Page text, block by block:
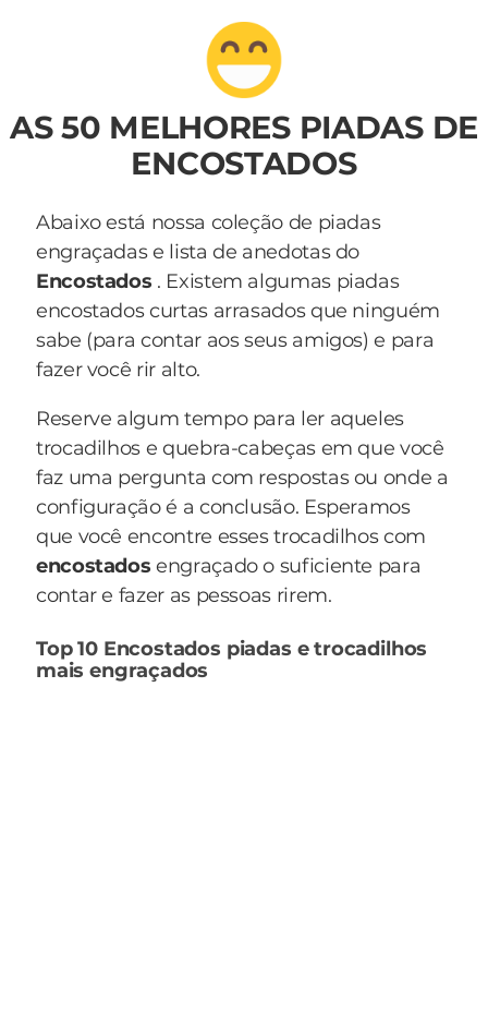
AS 50 MELHORES PIADAS DE
ENCOSTADOS
Abaixo está nossa coleção de piadas
engraçadas e lista de anedotas do
Encostados . Existem algumas piadas
encostados curtas arrasados que ninguém
sabe (para contar aos seus amigos) e para
fazer você rir alto.
Reserve algum tempo para ler aqueles
trocadilhos e quebra-cabeças em que você
faz uma pergunta com respostas ou onde a
configuração é a conclusão. Esperamos
que você encontre esses trocadilhos com
encostadosengraçado o suficiente para
contar e fazer as pessoas rirem.
Top 10 Encostados piadas e trocadilhos
mais engraçados